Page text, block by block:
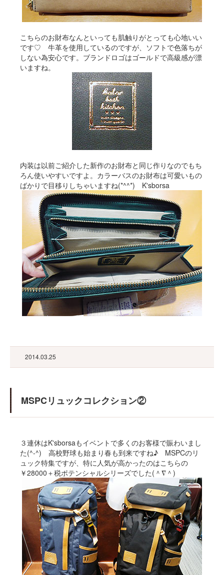
こちらのお財布なんといっても肌触りがとっても心地いい
です♡ 牛革を使用しているのですが、ソフトで色落ちが
しない為安心です。ブランドロゴはゴールドで高級感が漂
いますね。
内装は以前ご紹介した新作のお財布と同じ作りなのでもち
ろん使いやすいですよ。カラーバスのお財布は可愛いもの
ばかりで目移りしちゃいますね(*^^*) K'sborsa
2014.03.25
MSPCリュックコレクション②
３連休はK'sborsaもイベントで多くのお客様で賑わいまし
た(^-^) 高校野球も始まり春も到来ですね♪ MSPCのリ
ュック特集ですが、特に人気が高かったのはこちらの
￥28000＋税ポテンシャルシリーズでした(＾∇＾)